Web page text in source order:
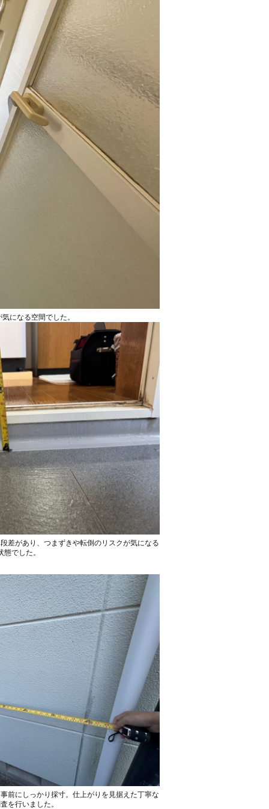
になる空間でした。
差があり、つまずきや転倒のリスクが気になる
態でした。
前にしっかり採寸。仕上がりを見据えた丁寧な
を行いました。